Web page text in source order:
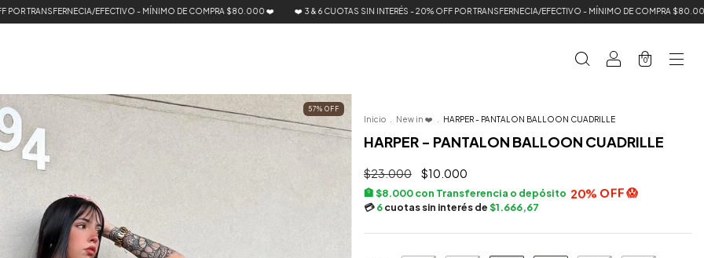
- MÍNIMO DE COMPRA $80.000 ❤️ ❤️ 3 & 6 CUOTAS SIN INTERÉS - 20% OFF POR TRANSFERNECIA/EFECTIVO - MÍNIMO DE COMPRA $80.000 ❤️ ❤️ 3 & 6 CUOTAS
0
57% OFF
Inicio New in ❤️ HARPER - PANTALON BALLOON CUADRILLE
HARPER - PANTALON BALLOON CUADRILLE
$23.000 $10.000
6cuotas sin interés de$1.666,67
$8.000con Transferencia o depósito